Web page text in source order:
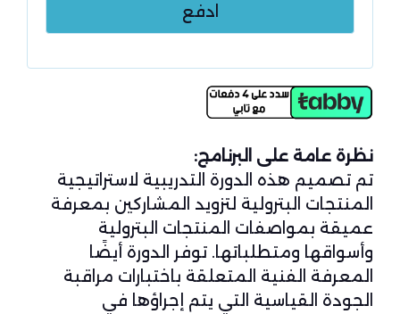
نظرة عامة على البرنامج:
تم تصميم هذه الدورة التدريبية لاستراتيجية
المنتجات البترولية لتزويد المشاركين بمعرفة
عميقة بمواصفات المنتجات البترولية
وأسواقها ومتطلباتها. توفر الدورة أيضًا
المعرفة الفنية المتعلقة باختبارات مراقبة
الجودة القياسية التي يتم إجراؤها في